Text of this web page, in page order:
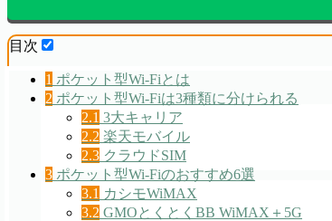
目次
1 ポケット型Wi-Fiとは
2 ポケット型Wi-Fiは3種類に分けられる
2.1 3大キャリア
2.2 楽天モバイル
2.3 クラウドSIM
3 ポケット型Wi-Fiのおすすめ6選
3.1 カシモWiMAX
3.2 GMOとくとくBB WiMAX＋5G